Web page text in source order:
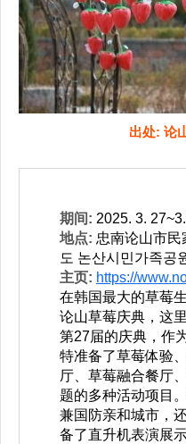
出处: 论
期间: 2025. 3.
地点: 忠南论山市
도 논산시민가족공
主页: https://
在韩国最大的草莓
论山草莓庆典，这
第27届的庆典，作
特准备了草莓体验
厅、草莓融合餐厅
题的多种活动项目
兼国防亲和城市，
备了直升机表演展